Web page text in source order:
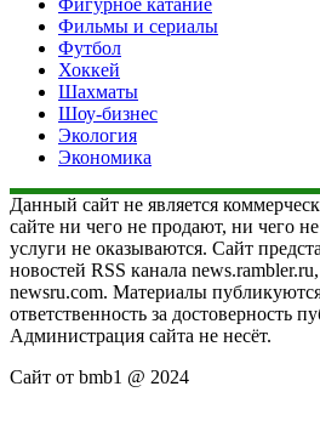
Фильмы и сериалы
Футбол
Хоккей
Шахматы
Шоу-бизнес
Экология
Экономика
Данный сайт не является
сайте ни чего не продают, ни чего
услуги не оказываются. Сайт
новостей RSS канала
newsru.com. Материалы
ответственность за достоверность
Администрация сайта не несёт.
Сайт от bmb1 @ 2024